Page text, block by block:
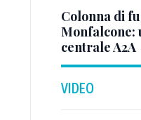
Colonna di
Monfalcone:
centrale A2A
VIDEO